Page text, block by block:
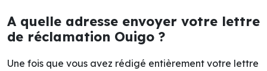
A quelle adresse envoyer votre lettre
de réclamation Ouigo ?
Une fois que vous avez rédigé entièrement votre lettre